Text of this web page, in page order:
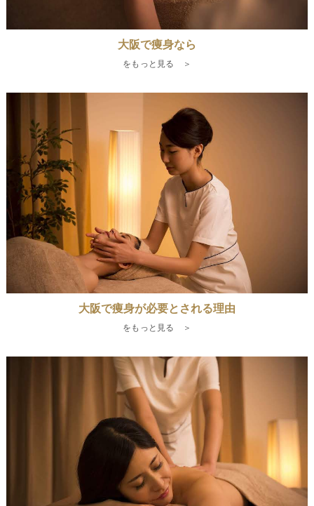
大阪で痩身なら
をもっと見る ＞
大阪で痩身が必要とされる理由
をもっと見る ＞